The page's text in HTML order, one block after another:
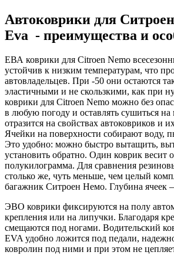
Автоковрики для
Eva - преимущества и
ЕВА коврики для Citroen Nemo
устойчив к низким температурам, что
автовладельцев. При -50 они остаются
эластичными и не скользкими, как при
коврики для Citroen Nemo можно без
в любую погоду и оставлять сушиться на
отразится на свойствах автоковриков и
Ячейки на поверхности собирают воду,
Это удобно: можно быстро вытащить,
установить обратно. Один коврик весит
полукилограмма. Для сравнения
столько же, чуть меньше, чем целый
багажник Ситроен Немо. Глубина ячеек
ЭВО коврики фиксируются на полу
крепления или на липучки. Благодаря
смещаются под ногами. Водительский
EVA удобно ложится под педали,
ковролин под ними и при этом не